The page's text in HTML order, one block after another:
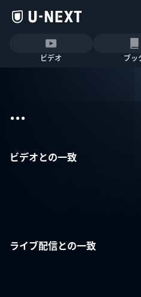
ビデオ ブッ
...
ビデオとの一致
ライブ配信との一致